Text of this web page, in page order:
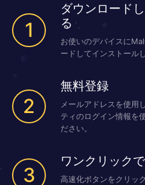
1
ダウンロード
る
お使いのデバイスに
ードしてインストール
2
無料登録
メールアドレスを使用
ティのログイン情報を
ださい。
3
ワンクリック
高速化ボタンをクリッ